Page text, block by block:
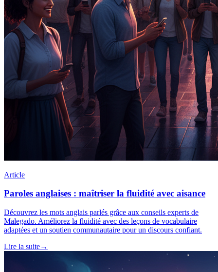
Article
Paroles anglaises : maîtriser la fluidité avec aisance
Découvrez les mots anglais parlés grâce aux conseils experts de
Malegado. Améliorez la fluidité avec des leçons de vocabulaire
adaptées et un soutien communautaire pour un discours confiant.
Lire la suite→